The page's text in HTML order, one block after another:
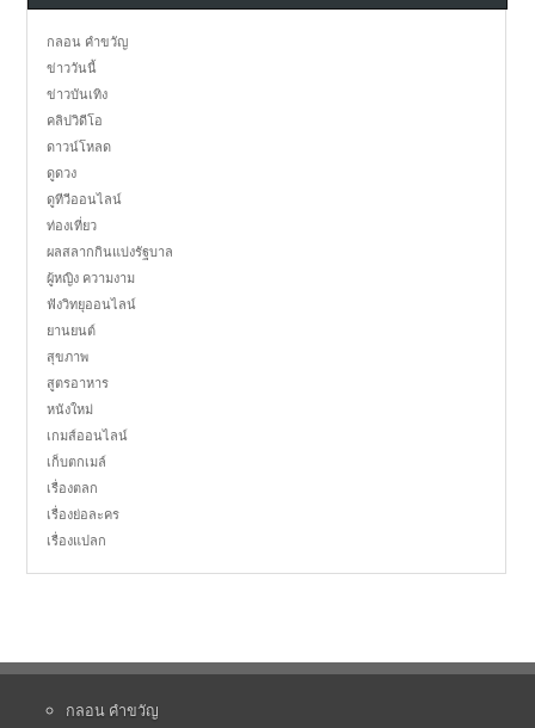
กลอน คำขวัญ
ข่าววันนี้
ข่าวบันเทิง
คลิปวิดีโอ
ดาวน์โหลด
ดูดวง
ดูทีวีออนไลน์
ท่องเที่ยว
ผลสลากกินแบ่งรัฐบาล
ผู้หญิง ความงาม
ฟังวิทยุออนไลน์
ยานยนต์
สุขภาพ
สูตรอาหาร
หนังใหม่
เกมส์ออนไลน์
เก็บตกเมล์
เรื่องตลก
เรื่องย่อละคร
เรื่องแปลก
กลอน คำขวัญ